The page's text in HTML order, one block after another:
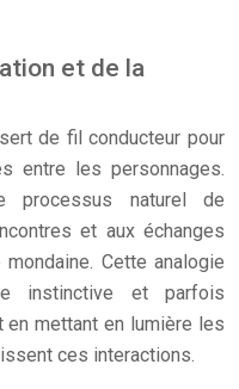
et de la
de fil conducteur pour
entre les personnages.
processus naturel de
et aux échanges
Cette analogie
instinctive et parfois
en mettant en lumière les
ces interactions.